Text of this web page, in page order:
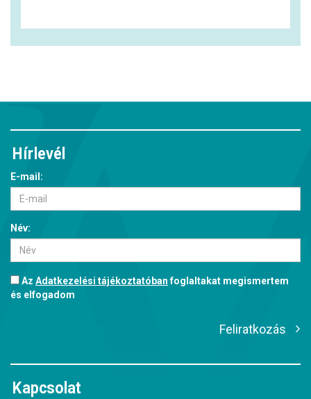
Hírlevél
E-mail:
Név:
Az Adatkezelési tájékoztatóbanfoglaltakat megismertem
és elfogadom
Feliratkozás
Kapcsolat